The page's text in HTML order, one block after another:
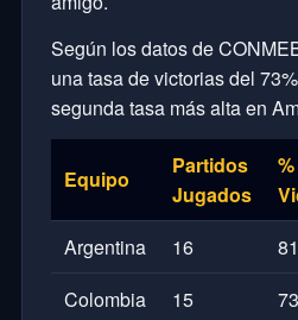
Según los datos de
una tasa de victorias del
segunda tasa más alta en
Equipo
Partidos
Jugados
%
Argentina
16
Colombia
15